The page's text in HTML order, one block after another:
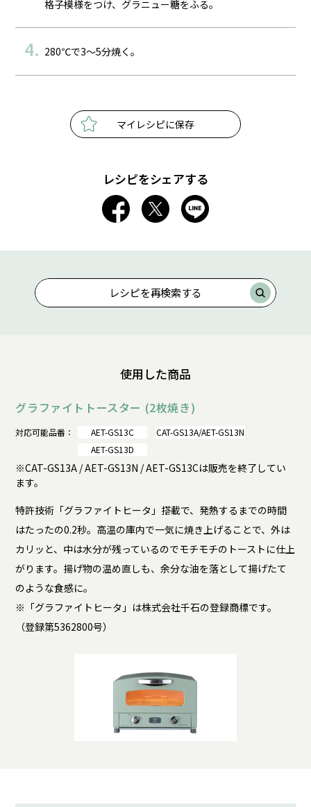
格子模様をつけ、グラニュー糖をふる。
280℃で3～5分焼く。
マイレシピに保存
レシピをシェアする
レシピを再検索する
使用した商品
グラファイトトースター (2枚焼き)
対応可能品番： AET-GS13C
CAT-GS13A/AET-GS13N
AET-GS13D
※CAT-GS13A / AET-GS13N / AET-GS13Cは販売を終了してい
ます。
特許技術「グラファイトヒータ」搭載で、発熱するまでの時間
はたったの0.2秒。高温の庫内で一気に焼き上げることで、外は
カリッと、中は水分が残っているのでモチモチのトーストに仕上
がります。揚げ物の温め直しも、余分な油を落として揚げたて
のような食感に。
※「グラファイトヒータ」は株式会社千石の登録商標です。
（登録第5362800号）